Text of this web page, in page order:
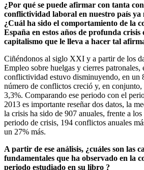
¿Por qué se puede afirmar con tanta
conflictividad laboral en nuestro país ya
¿Cuál ha sido el comportamiento de la
España en estos años de profunda crisis
capitalismo que le lleva a hacer tal
Ciñéndonos al siglo XXI y a partir de los
Empleo sobre huelgas y cierres
conflictividad estuvo disminuyendo, en un
número de conflictos creció y, en conjunto,
3,3%. Comparando ese periodo con el
2013 es importante reseñar dos datos, la
la crisis ha sido de 907 anuales, frente a
periodo de crisis, 194 conflictos anuales
un 27% más.
A partir de ese análisis, ¿cuáles son las
fundamentales que ha observado en la
periodo estudiado en su libro ?